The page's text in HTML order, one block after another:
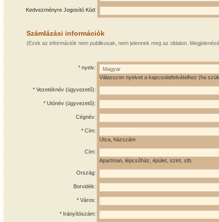
Kedvezményre Jogosító Kód:
Számlázási információk
(Ezek az információk nem publikusak, nem jelennek meg az oldalon.
* nyelv:
Válasszon nyelvet a kapcsolatfelvételhez (ha
* Vezetéknév (ügyvezető):
* Utónév (ügyvezető):
Cégnév:
* Cím:
Utca, házszám
Cím:
Apartman, lépcsőház, épület, szint, stb.
Ország:
Borvidék:
* Város:
* Irányítószám: